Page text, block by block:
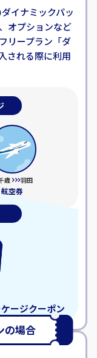
イナミックパッ
オプションなど
リープラン 「ダ
される際に利用
歳 羽田
航空券
ージクーポン
の場合